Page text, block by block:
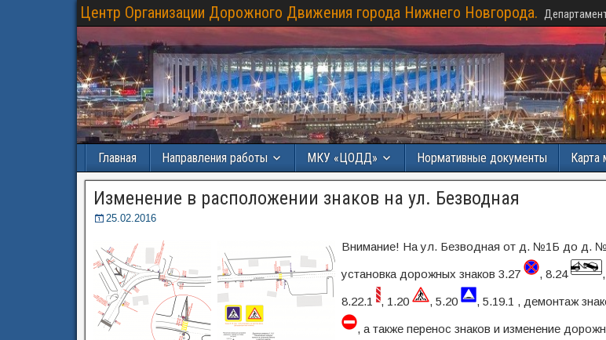
Центр Организации Дорожного Движения города Нижнего Новгорода.
Главная Направления работы МКУ «ЦОДД» Нормативные документы Карта
Изменение в расположении знаков на ул. Безводная
25.02.2016
Внимание! На ул. Безводная от д. №1Б до д.
установка дорожных знаков 3.27 , 8.24
8.22.1 , 1.20 , 5.20 , 5.19.1 , демонтаж
, а также перенос знаков и изменение